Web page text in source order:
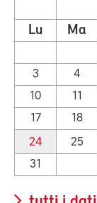
Lu Ma
3
4
10
11
17
18
24
25
31